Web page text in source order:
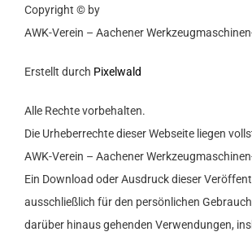
Copyright © by
AWK-Verein – Aachener
Erstellt durch Pixelwald
Alle Rechte vorbehalten.
Die Urheberrechte dieser Webseite liegen
AWK-Verein – Aachener
Ein Download oder Ausdruck dieser
ausschließlich für den persönlichen
darüber hinaus gehenden Verwendungen,